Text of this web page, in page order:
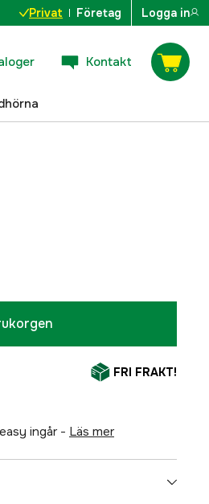
Privat Företag Logga in
Kontakt
FRI FRAKT!
ingår - läs mer